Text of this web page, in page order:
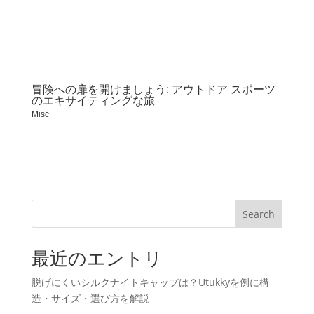
冒険への扉を開けましょう: アウトドア スポーツ
のエキサイティングな旅
Misc
Search
最近のエントリ
脱げにくいシルクナイトキャップは？Utukkyを例に構
造・サイズ・選び方を解説